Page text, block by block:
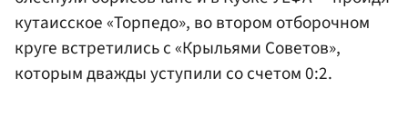
кутаисское «Торпедо», во втором отборочном
круге встретились с «Крыльями Советов»,
которым дважды уступили со счетом 0:2.